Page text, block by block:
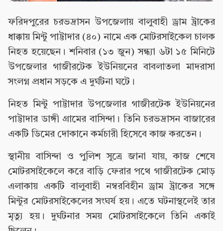
ফরিদপুরের চরভদ্রাসন উপজেলায় বালুবাহী ড্রাম ট্রাকের
ধাক্কায় মিন্টু পাট্টাদার (৪০) নামে এক মোটরসাইকেল চালক
নিহত হয়েছেন। শনিবার (১৩ জুন) সন্ধ্যা ৬টা ১৫ মিনিটে
উপজেলার গাজীরটেক ইউনিয়নের বাবলাতলা মাদরাসা
সংলগ্ন প্রধান সড়কে এ দুর্ঘটনা ঘটে।
নিহত মিন্টু পাট্টাদার উপজেলার গাজীরটেক ইউনিয়নের
পাট্টাদার ডাঙ্গী গ্রামের বাসিন্দা। তিনি চরভদ্রাসন বাজারের
একটি ডিমের দোকানে কর্মচারী হিসেবে কাজ করতেন।
স্থানীয় বাসিন্দা ও পুলিশ সূত্রে জানা যায়, কাজ শেষে
মোটরসাইকেলে করে বাড়ি ফেরার পথে গাজীরটেক মোড়
এলাকায় একটি বালুবাহী নম্বরবিহীন ড্রাম ট্রাকের সঙ্গে
মিন্টুর মোটরসাইকেলের সংঘর্ষ হয়। এতে ঘটনাস্থলেই তার
মৃত্যু হয়। দুর্ঘটনার সময় মোটরসাইকেলে তিনি একাই